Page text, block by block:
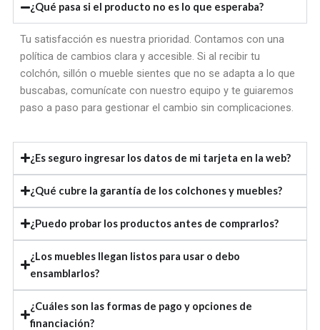
¿Qué pasa si el producto no es lo que esperaba?
Tu satisfacción es nuestra prioridad. Contamos con una
política de cambios clara y accesible. Si al recibir tu
colchón, sillón o mueble sientes que no se adapta a lo que
buscabas, comunícate con nuestro equipo y te guiaremos
paso a paso para gestionar el cambio sin complicaciones.
¿Es seguro ingresar los datos de mi tarjeta en la web?
¿Qué cubre la garantía de los colchones y muebles?
¿Puedo probar los productos antes de comprarlos?
¿Los muebles llegan listos para usar o debo
ensamblarlos?
¿Cuáles son las formas de pago y opciones de
financiación?